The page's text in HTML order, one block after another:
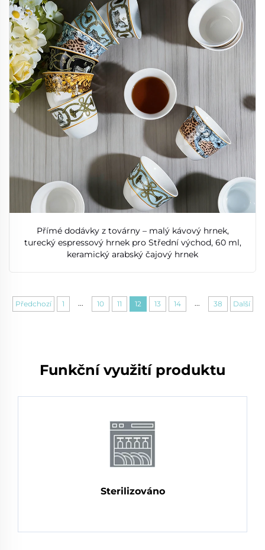
Přímé dodávky z továrny – malý kávový hrnek,
turecký espressový hrnek pro Střední východ, 60 ml,
keramický arabský čajový hrnek
Předchozí 1 ... 10 11 12 13 14 ... 38 Další
Funkční využití produktu
Sterilizováno